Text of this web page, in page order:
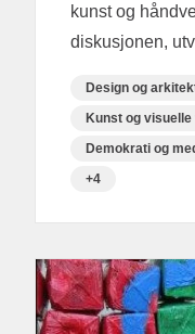
kunst og
diskusjonen,
Design og
Kunst og
Demokrati og
+4